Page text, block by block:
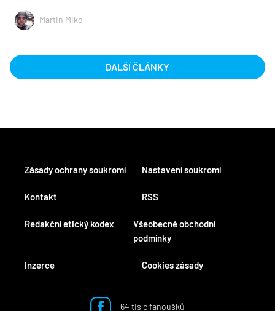
Martin Miko
DALŠÍ ČLÁNKY
Kontakt
Redakční etický kodex
Inzerce
RSS
Všeobecné obchodní
podmínky
Cookies zásady
Zásady ochrany soukromí Nastavení soukromí
64 tisíc fanoušků